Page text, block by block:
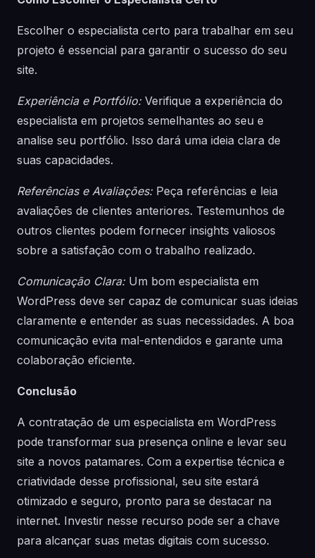
Escolher o especialista certo para trabalhar em seu
projeto é essencial para garantir o sucesso do seu
site.
Experiência e Portfólio:Verifique a experiência do
especialista em projetos semelhantes ao seu e
analise seu portfólio. Isso dará uma ideia clara de
suas capacidades.
Referências e Avaliações:Peça referências e leia
avaliações de clientes anteriores. Testemunhos de
outros clientes podem fornecer insights valiosos
sobre a satisfação com o trabalho realizado.
Comunicação Clara:Um bom especialista em
WordPress deve ser capaz de comunicar suas ideias
claramente e entender as suas necessidades. A boa
comunicação evita mal-entendidos e garante uma
colaboração eficiente.
Conclusão
A contratação de um especialista em WordPress
pode transformar sua presença online e levar seu
site a novos patamares. Com a expertise técnica e
criatividade desse profissional, seu site estará
otimizado e seguro, pronto para se destacar na
internet. Investir nesse recurso pode ser a chave
para alcançar suas metas digitais com sucesso.